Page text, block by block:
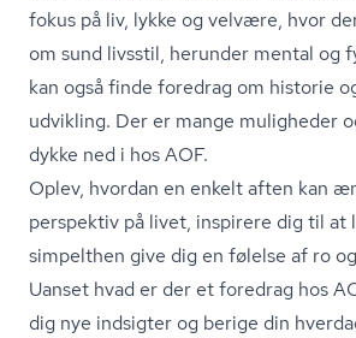
fokus på liv, lykke og velvære, hvor
om sund livsstil, herunder mental og
kan også finde foredrag om historie
udvikling. Der er mange muligheder
dykke ned i hos AOF.
Oplev, hvordan en enkelt aften kan
perspektiv på livet, inspirere dig til
simpelthen give dig en følelse af ro
Uanset hvad er der et foredrag hos
dig nye indsigter og berige din